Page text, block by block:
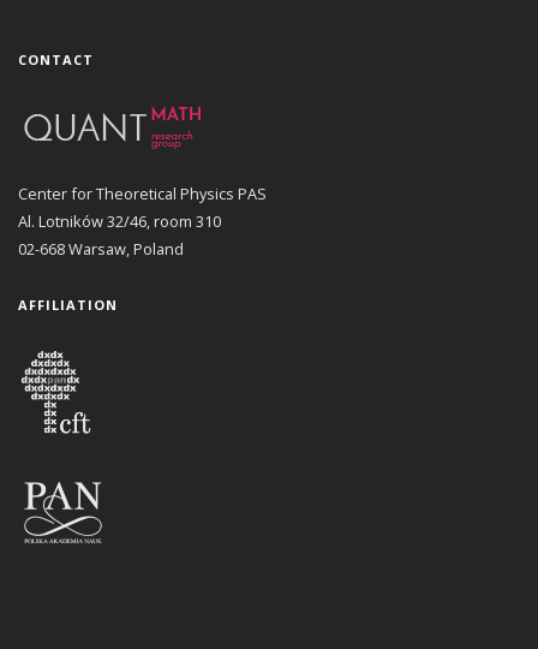
CONTACT
Center for Theoretical Physics PAS
Al. Lotników 32/46, room 310
02-668 Warsaw, Poland
AFFILIATION